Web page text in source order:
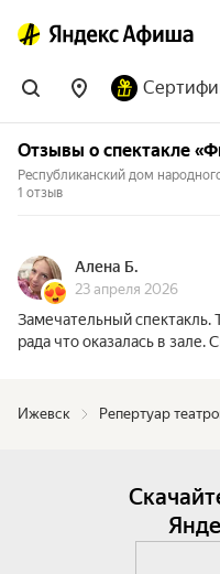
Отзывы о спектакле
Республиканский дом
1 отзыв
Алена Б.
23 апреля 2026
Замечательный
рада что оказалась в зале.
Ижевск Репертуар